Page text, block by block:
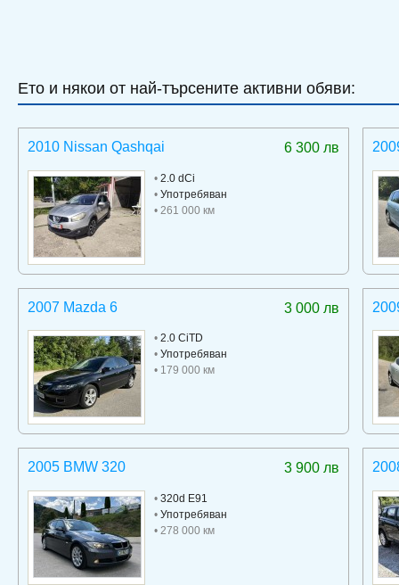
Ето и някои от най-търсените активни обяви:
6 300 лв
2010 Nissan Qashqai
• 2.0 dCi
• Употребяван
• 261 000 км
3 000 лв
2007 Mazda 6
• 2.0 CiTD
• Употребяван
• 179 000 км
3 900 лв
2005 BMW 320
• 320d E91
• Употребяван
• 278 000 км